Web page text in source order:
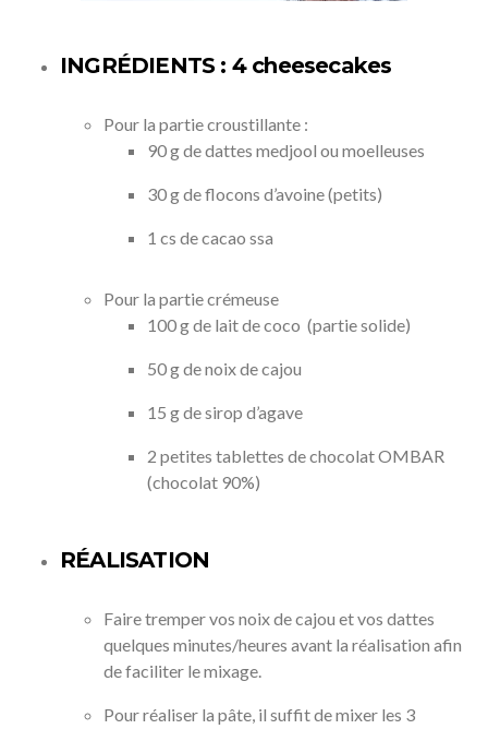
INGRÉDIENTS : 4 cheesecakes
Pour la partie croustillante :
90 g de dattes medjool ou moelleuses
30 g de flocons d’avoine (petits)
1 cs de cacao ssa
Pour la partie crémeuse
100 g de lait de coco (partie solide)
50 g de noix de cajou
15 g de sirop d’agave
2 petites tablettes de chocolat OMBAR
(chocolat 90%)
RÉALISATION
Faire tremper vos noix de cajou et vos dattes
quelques minutes/heures avant la réalisation afin
de faciliter le mixage.
Pour réaliser la pâte, il suffit de mixer les 3